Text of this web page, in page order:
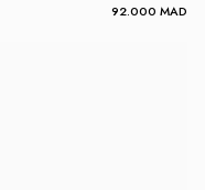
92.000 MAD